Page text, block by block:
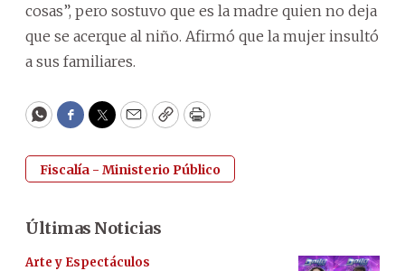
cosas”, pero sostuvo que es la madre quien no deja
que se acerque al niño. Afirmó que la mujer insultó
a sus familiares.
WhatsApp
Facebook
Twitter
EmailCopyPrint
Fiscalía - Ministerio Público
Últimas Noticias
Arte y Espectáculos